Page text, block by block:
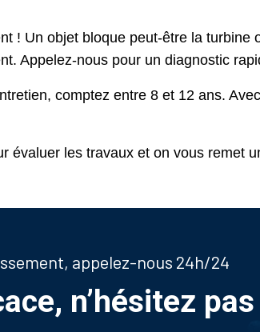
! Un objet bloque peut-être la turbine
Appelez-nous pour un diagnostic
comptez entre 8 et 12 ans.
évaluer les travaux et on vous remet
appelez-nous 24h/24
n’hésitez